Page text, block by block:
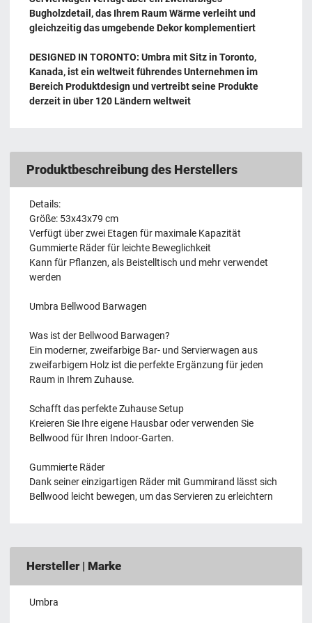
Bugholzdetail, das Ihrem Raum Wärme verleiht und
gleichzeitig das umgebende Dekor komplementiert
DESIGNED IN TORONTO: Umbra mit Sitz in Toronto,
Kanada, ist ein weltweit führendes Unternehmen im
Bereich Produktdesign und vertreibt seine Produkte
derzeit in über 120 Ländern weltweit
Produktbeschreibung des Herstellers
Details:
Größe: 53x43x79 cm
Verfügt über zwei Etagen für maximale Kapazität
Gummierte Räder für leichte Beweglichkeit
Kann für Pflanzen, als Beistelltisch und mehr verwendet
werden
Umbra Bellwood Barwagen
Was ist der Bellwood Barwagen?
Ein moderner, zweifarbige Bar- und Servierwagen aus
zweifarbigem Holz ist die perfekte Ergänzung für jeden
Raum in Ihrem Zuhause.
Schafft das perfekte Zuhause Setup
Kreieren Sie Ihre eigene Hausbar oder verwenden Sie
Bellwood für Ihren Indoor-Garten.
Gummierte Räder
Dank seiner einzigartigen Räder mit Gummirand lässt sich
Bellwood leicht bewegen, um das Servieren zu erleichtern
Hersteller | Marke
Umbra